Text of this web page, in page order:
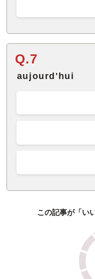
Q.7
aujourd'hui
この記事が「い